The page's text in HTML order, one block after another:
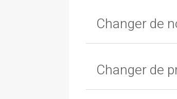
Changer de
Changer de